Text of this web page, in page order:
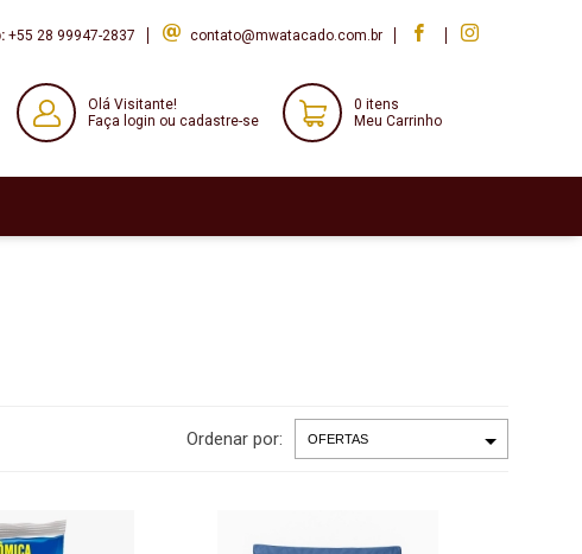
+55 28 99947-2837 contato@mwatacado.com.br
Olá Visitante!
Faça login ou cadastre-se
0 itens
Meu Carrinho
Ordenar por: